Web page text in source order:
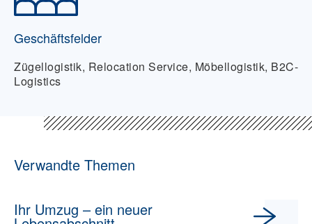
Geschäftsfelder
Zügellogistik, Relocation Service, Möbellogistik, B2C-
Logistics
Verwandte Themen
Ihr Umzug – ein neuer